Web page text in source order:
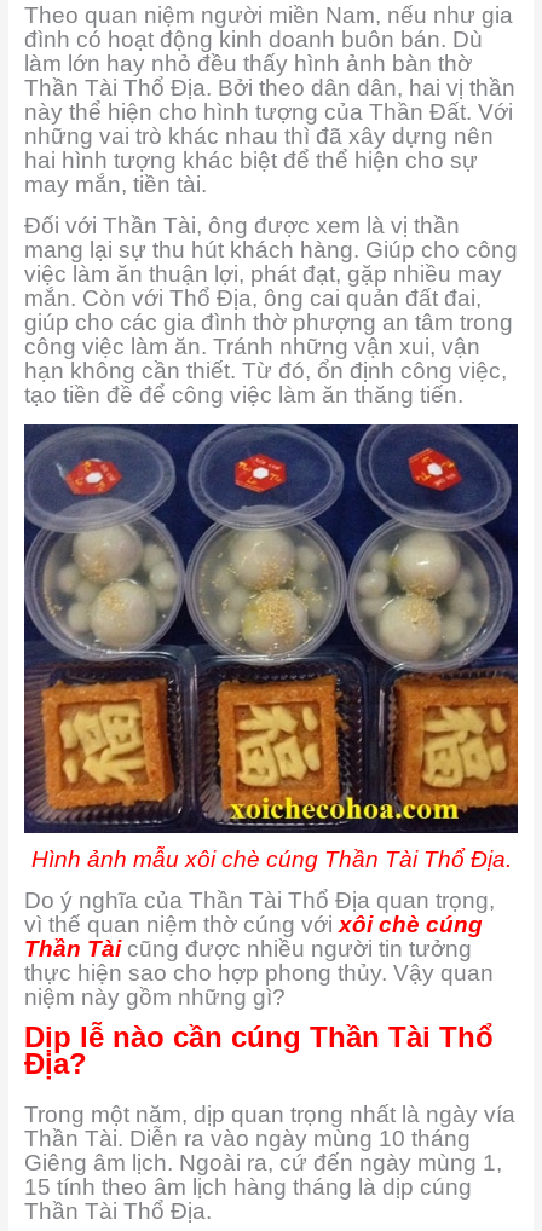
Theo quan niệm người miền Nam, nếu như gia
đình có hoạt động kinh doanh buôn bán. Dù
làm lớn hay nhỏ đều thấy hình ảnh bàn thờ
Thần Tài Thổ Địa. Bởi theo dân dân, hai vị thần
này thể hiện cho hình tượng của Thần Đất. Với
những vai trò khác nhau thì đã xây dựng nên
hai hình tượng khác biệt để thể hiện cho sự
may mắn, tiền tài.
Đối với Thần Tài, ông được xem là vị thần
mang lại sự thu hút khách hàng. Giúp cho công
việc làm ăn thuận lợi, phát đạt, gặp nhiều may
mắn. Còn với Thổ Địa, ông cai quản đất đai,
giúp cho các gia đình thờ phượng an tâm trong
công việc làm ăn. Tránh những vận xui, vận
hạn không cần thiết. Từ đó, ổn định công việc,
tạo tiền đề để công việc làm ăn thăng tiến.
Hình ảnh mẫu xôi chè cúng Thần Tài Thổ Địa.
Do ý nghĩa của Thần Tài Thổ Địa quan trọng,
vì thế quan niệm thờ cúng với xôi chè cúng
Thần Tàicũng được nhiều người tin tưởng
thực hiện sao cho hợp phong thủy. Vậy quan
niệm này gồm những gì?
Dịp lễ nào cần cúng Thần Tài Thổ
Địa?
Trong một năm, dịp quan trọng nhất là ngày vía
Thần Tài. Diễn ra vào ngày mùng 10 tháng
Giêng âm lịch. Ngoài ra, cứ đến ngày mùng 1,
15 tính theo âm lịch hàng tháng là dịp cúng
Thần Tài Thổ Địa.